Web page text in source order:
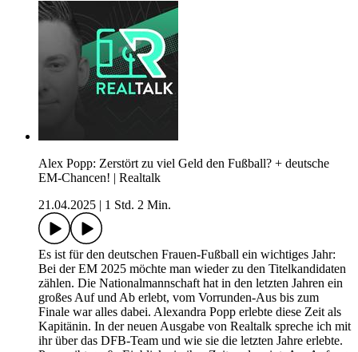
Alex Popp: Zerstört zu viel Geld den Fußball? + deutsche
EM-Chancen! | Realtalk
21.04.2025
1 Std. 2 Min.
Es ist für den deutschen Frauen-Fußball ein wichtiges Jahr:
Bei der EM 2025 möchte man wieder zu den Titelkandidaten
zählen. Die Nationalmannschaft hat in den letzten Jahren ein
großes Auf und Ab erlebt, vom Vorrunden-Aus bis zum
Finale war alles dabei. Alexandra Popp erlebte diese Zeit als
Kapitänin. In der neuen Ausgabe von Realtalk spreche ich mit
ihr über das DFB-Team und wie sie die letzten Jahre erlebte.